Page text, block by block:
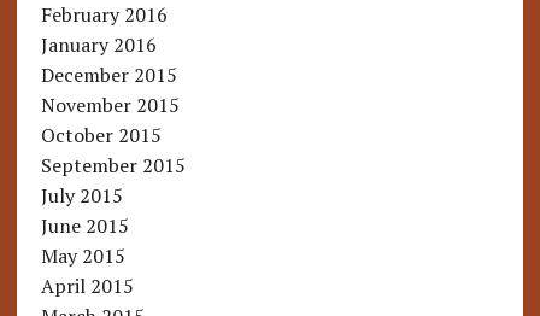
February 2016
January 2016
December 2015
November 2015
October 2015
September 2015
July 2015
June 2015
May 2015
April 2015